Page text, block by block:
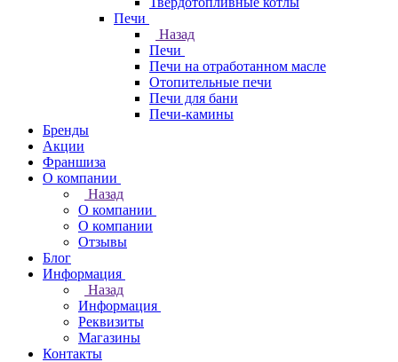
Печи
Назад
Печи
Печи на отработанном масле
Отопительные печи
Печи для бани
Печи-камины
Бренды
Акции
Франшиза
О компании
Назад
О компании
О компании
Отзывы
Блог
Информация
Назад
Информация
Реквизиты
Магазины
Контакты